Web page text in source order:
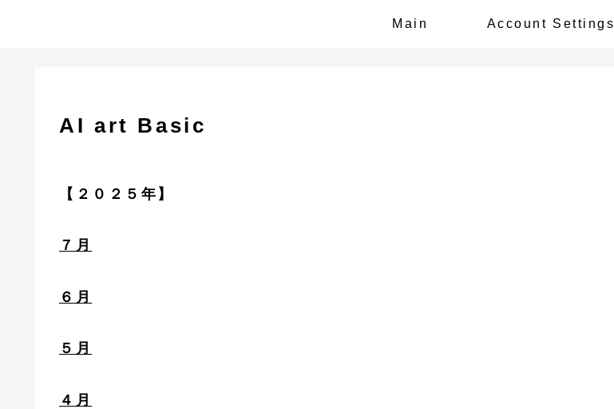
Main Account Settings
AI art Basic
【２０２５年】
７月
６月
５月
４月